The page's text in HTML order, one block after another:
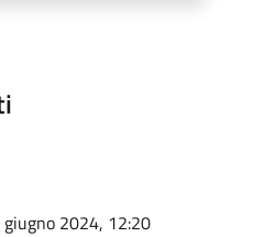
giugno 2024, 12:20